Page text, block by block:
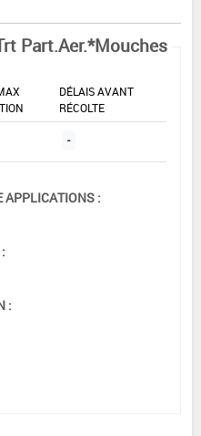
Part.Aer.*Mouches
DÉLAIS AVANT
RÉCOLTE
-
APPLICATIONS :
: